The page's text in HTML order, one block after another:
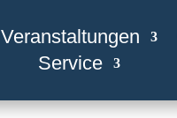
Veranstaltungen
Service